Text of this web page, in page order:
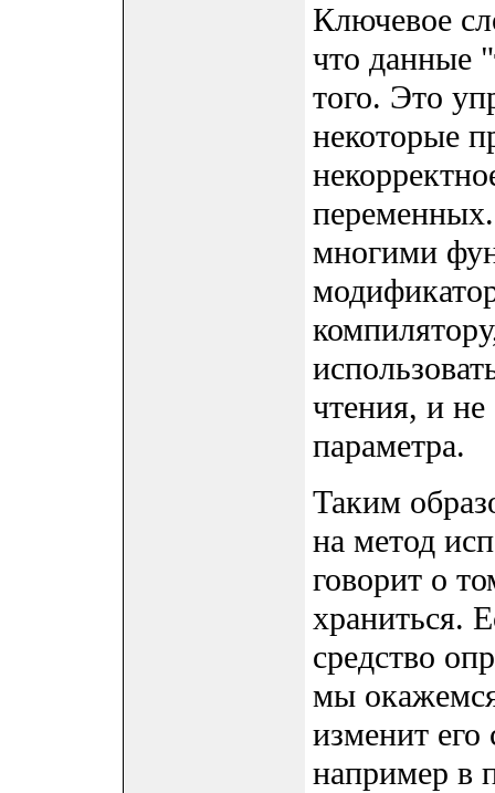
Ключевое
что данные
того. Это
некоторые
многими
чтения, и
параметра.
Таким
на метод
говорит о
храниться.
средство
мы
изменит его
например в